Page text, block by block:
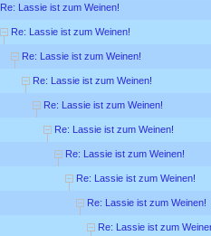
Re: Lassie ist zum Weinen!
Re: Lassie ist zum Weinen!
Re: Lassie ist zum Weinen!
Re: Lassie ist zum Weinen!
Re: Lassie ist zum Weinen!
Re: Lassie ist zum Weinen!
Re: Lassie ist zum Weinen!
Re: Lassie ist zum Weinen!
Re: Lassie ist zum Weinen!
Re: Lassie ist zum